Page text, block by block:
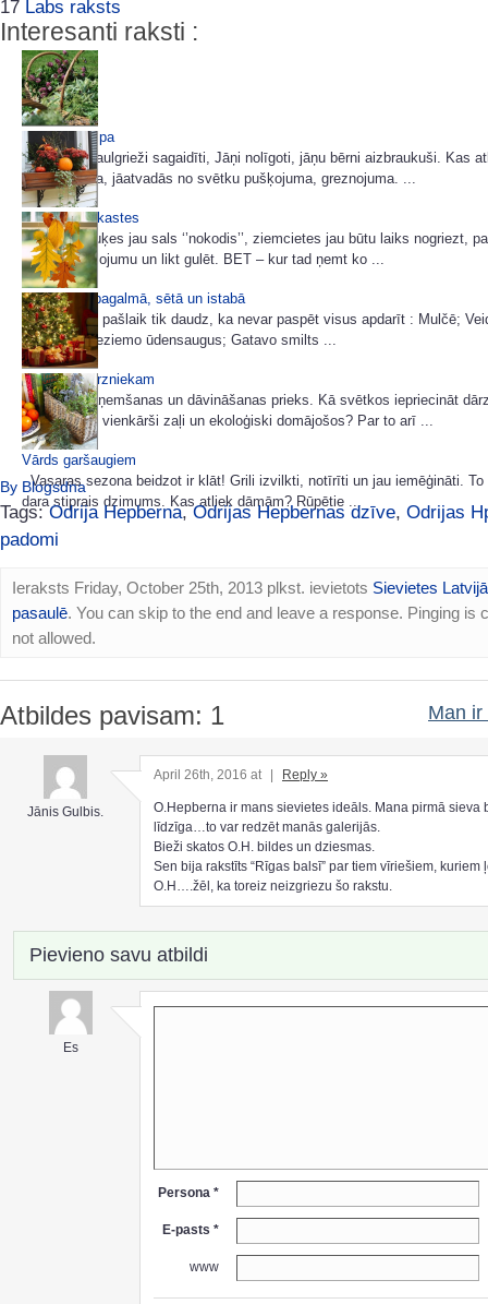
17 Labs raksts
Interesanti raksti :
Meiju otrā elpa
Vasaras Saulgrieži sagaidīti, Jāņi nolīgoti, jāņu bērni aizbraukuši. Kas
Jākārto māja, jāatvadās no svētku pušķojuma, greznojuma. ...
Rudens podkastes
Vasaras puķes jau sals ‘’nokodis’’, ziemcietes jau būtu laiks nogriezt,
rudens mēslojumu un likt gulēt. BET – kur tad ņemt ko ...
Miķeļdiena pagalmā, sētā un istabā
Dārzā darbu pašlaik tik daudz, ka nevar paspēt visus apdarīt : Mulčē;
viršu dobi; Ieziemo ūdensaugus; Gatavo smilts ...
Dāvanas dārzniekam
Dāvanu saņemšanas un dāvināšanas prieks. Kā svētkos iepriecināt
puķumīli vai vienkārši zaļi un ekoloģiski domājošos? Par to arī ...
Vārds garšaugiem
Vasaras sezona beidzot ir klāt! Grili izvilkti, notīrīti un jau iemēģināti. To
dara stiprais dzimums. Kas atliek dāmām? Rūpētie ...
By Blogsdna
Tags:Odrija Hepberna,Odrijas Hepbernas dzīve, Odrijas
padomi
Ieraksts Friday, October 25th, 2013 plkst. ievietots Sievietes
pasaulē. You can skip to the end and leave a response. Pinging is
not allowed.
Atbildes pavisam: 1 Man ir
Jānis Gulbis.
April 26th, 2016 at | Reply »
O.Hepberna ir mans sievietes ideāls. Mana pirmā sieva
līdzīga…to var redzēt manās galerijās.
Bieži skatos O.H. bildes un dziesmas.
Sen bija rakstīts “Rīgas balsī” par tiem vīriešiem, kuriem
O.H….žēl, ka toreiz neizgriezu šo rakstu.
Pievieno savu atbildi
Es
Persona *
E-pasts *
www